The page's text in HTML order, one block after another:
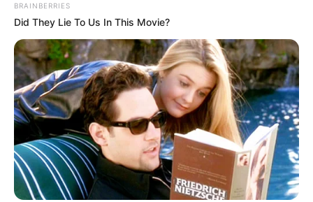
BRAINBERRIES
Did They Lie To Us In This Movie?